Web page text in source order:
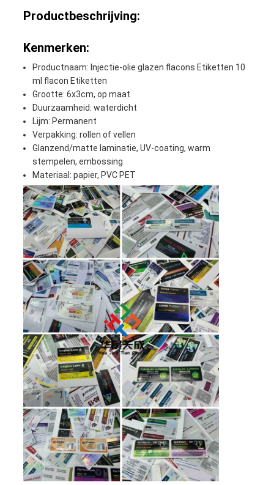
Productbeschrijving:
Kenmerken:
Productnaam: Injectie-olie glazen flacons Etiketten 10
ml flacon Etiketten
Grootte: 6x3cm, op maat
Duurzaamheid: waterdicht
Lijm: Permanent
Verpakking: rollen of vellen
Glanzend/matte lamina­tie, UV-coating, warm
stempelen, embossing
Materiaal: papier, PVC PET